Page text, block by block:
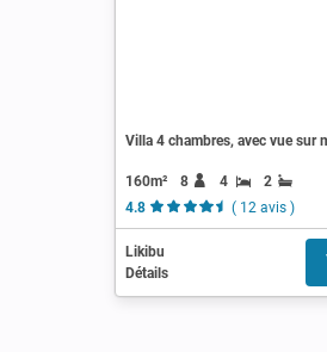
Villa 4 chambres, avec vue sur
160m² 8 4
2
4.8
( 12 avis )
Likibu
Détails